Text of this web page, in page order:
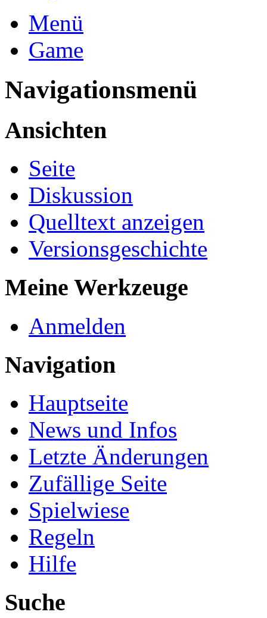
Menü
Game
Navigationsmenü
Ansichten
Seite
Diskussion
Quelltext anzeigen
Versionsgeschichte
Meine Werkzeuge
Anmelden
Navigation
Hauptseite
News und Infos
Letzte Änderungen
Zufällige Seite
Spielwiese
Regeln
Hilfe
Suche